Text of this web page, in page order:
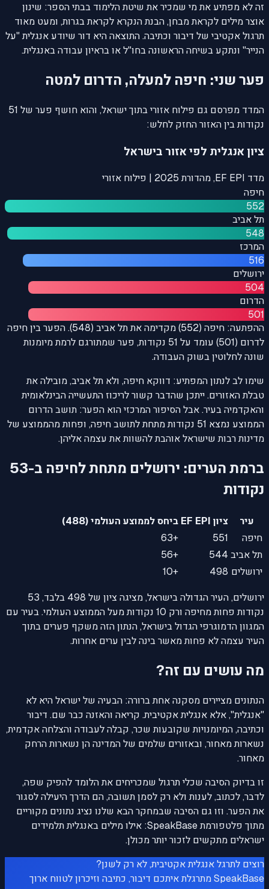
זה לא מפתיע את מי שמכיר את שיטת הלימוד בבתי הספר: שינון
אוצר מילים לקראת מבחן, הבנת הנקרא לקראת בגרות, ומעט מאוד
תרגול אקטיבי של דיבור וכתיבה. התוצאה היא דור שיודע אנגלית "על
הנייר" ונתקע בשיחה הראשונה בחו"ל או בראיון עבודה באנגלית.
פער שני: חיפה למעלה, הדרום למטה
המדד מפרסם גם פילוח אזורי בתוך ישראל, והוא חושף פער של 51
נקודות בין האזור החזק לחלש:
ציון אנגלית לפי אזור בישראל
מדד EF EPI, מהדורת 2025 | פילוח אזורי
חיפה
552
תל אביב
548
המרכז
516
ירושלים
504
הדרום
501
ההפתעה: חיפה (552) מקדימה את תל אביב (548). הפער בין חיפה
לדרום (501) עומד על 51 נקודות, פער שמתורגם לרמת מיומנות
שונה לחלוטין בשוק העבודה.
שימו לב לנתון המפתיע: דווקא חיפה, ולא תל אביב, מובילה את
טבלת האזורים. ייתכן שהדבר קשור לריכוז התעשייה הבינלאומית
והאקדמיה בעיר. אבל הסיפור המרכזי הוא הפער: תושב הדרום
הממוצע נמצא 51 נקודות מתחת לתושב חיפה, ופחות מהממוצע של
מדינות רבות שישראל אוהבת להשוות את עצמה אליהן.
ברמת הערים: ירושלים מתחת לחיפה ב-53
נקודות
עיר ציון EF EPI
ביחס לממוצע העולמי (488)
חיפה
551
+63
תל אביב 544
+56
ירושלים 498
+10
ירושלים, העיר הגדולה בישראל, מציגה ציון של 498 בלבד, 53
נקודות פחות מחיפה ורק 10 נקודות מעל הממוצע העולמי. בעיר עם
המגוון הדמוגרפי הגדול בישראל, הנתון הזה משקף פערים בתוך
העיר עצמה לא פחות מאשר בינה לבין ערים אחרות.
מה עושים עם זה?
הנתונים מציירים מסקנה אחת ברורה: הבעיה של ישראל היא לא
"אנגלית", אלא אנגלית אקטיבית. קריאה והאזנה כבר שם. דיבור
וכתיבה, המיומנויות שקובעות שכר, קבלה לעבודה והצלחה אקדמית,
נשארות מאחור, ובאזורים שלמים של המדינה הן נשארות הרחק
מאחור.
זו בדיוק הסיבה שכלי תרגול שמכריחים את הלומד להפיק שפה,
לדבר, לכתוב, לענות ולא רק לסמן תשובה, הם הדרך היעילה לסגור
את הפער. וזו גם הסיבה שבמחקר הבא שלנו נציג נתונים מקוריים
מתוך פלטפורמת SpeakBase: אילו מילים באנגלית תלמידים
ישראלים מתקשים לזכור יותר מכולן.
רוצים לתרגל אנגלית אקטיבית, לא רק לשנן?
SpeakBase מתרגלת איתכם דיבור, כתיבה וזיכרון לטווח ארוך